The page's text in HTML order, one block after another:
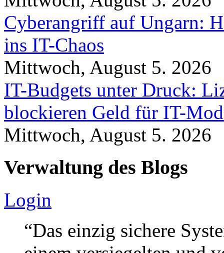
Cyberangriff auf Ungarn:
ins IT-Chaos
Mittwoch, August 5. 2026
IT-Budgets unter Druck:
blockieren Geld für IT-
Mittwoch, August 5. 2026
Verwaltung des Blogs
Login
“Das einzig sichere